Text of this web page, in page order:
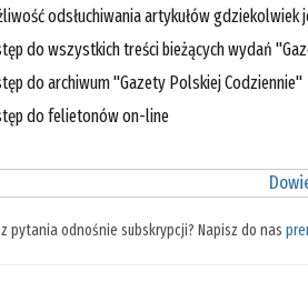
odsłuchiwania artykułów gdziekolwiek
do wszystkich treści bieżących wydań
do archiwum "Gazety Polskiej Codziennie"
do felietonów on-line
pytania odnośnie subskrypcji? Napisz do nas